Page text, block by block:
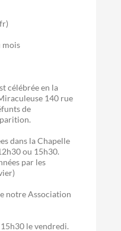
mois
célébrée en la
140 rue
de
dans la Chapelle
ou 15h30.
par les
notre Association
le vendredi.